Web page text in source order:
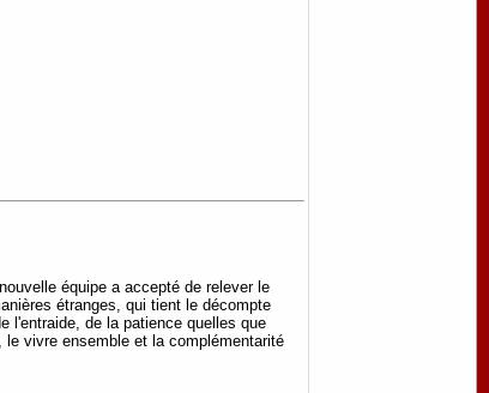
équipe a accepté de relever le
étranges, qui tient le décompte
l'entraide, de la patience quelles que
vivre ensemble et la complémentarité